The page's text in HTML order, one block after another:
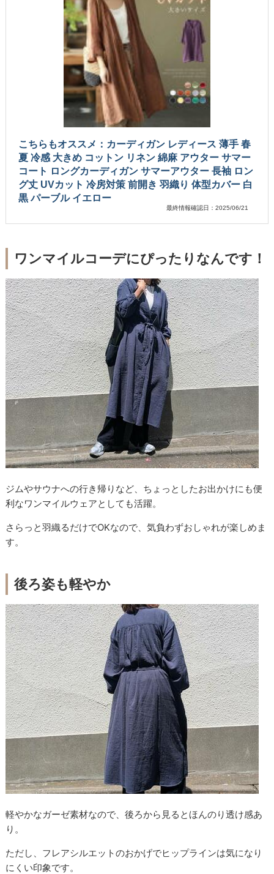
こちらもオススメ：カーディガン レディース 薄手 春
夏 冷感 大きめ コットン リネン 綿麻 アウター サマー
コート ロングカーディガン サマーアウター 長袖 ロン
グ丈 UVカット 冷房対策 前開き 羽織り 体型カバー 白
黒 パーブル イエロー
最終情報確認日：2025/06/21
ワンマイルコーデにぴったりなんです！
ジムやサウナへの行き帰りなど、ちょっとしたお出かけにも便
利なワンマイルウェアとしても活躍。
さらっと羽織るだけでOKなので、気負わずおしゃれが楽しめま
す。
後ろ姿も軽やか
軽やかなガーゼ素材なので、後ろから見るとほんのり透け感あ
り。
ただし、フレアシルエットのおかげでヒップラインは気になり
にくい印象です。